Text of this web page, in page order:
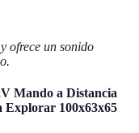
ofrece un sonido
Mando a Distancia
Explorar 100x63x65